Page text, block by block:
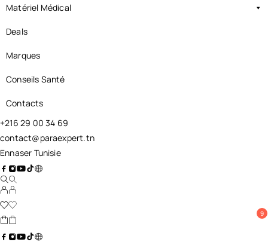
Matériel Médical
Deals
Marques
Conseils Santé
Contacts
+216 29 00 34 69
contact@paraexpert.tn
Ennaser Tunisie
9